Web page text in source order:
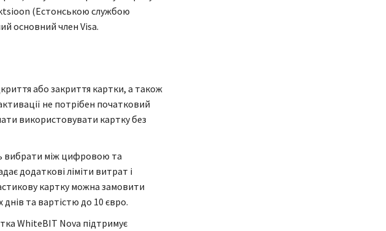
(Естонською службою
основний член Visa.
або закриття картки, а також
не потрібен початковий
використовувати картку без
вибрати між цифровою та
додаткові ліміти витрат і
картку можна замовити
та вартістю до 10 євро.
WhiteBIT Nova підтримує